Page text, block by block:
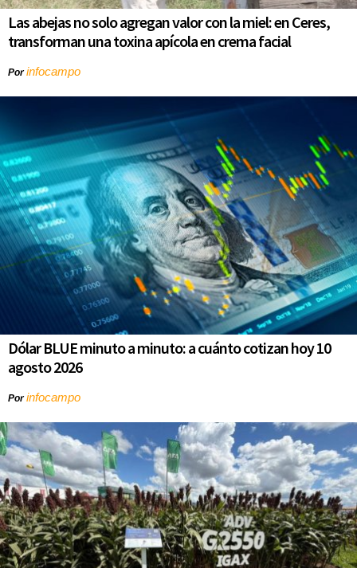
Las abejas no solo agregan valor con la miel: en Ceres,
transforman una toxina apícola en crema facial
Porinfocampo
Dólar BLUE minuto a minuto: a cuánto cotizan hoy 10
agosto 2026
Porinfocampo